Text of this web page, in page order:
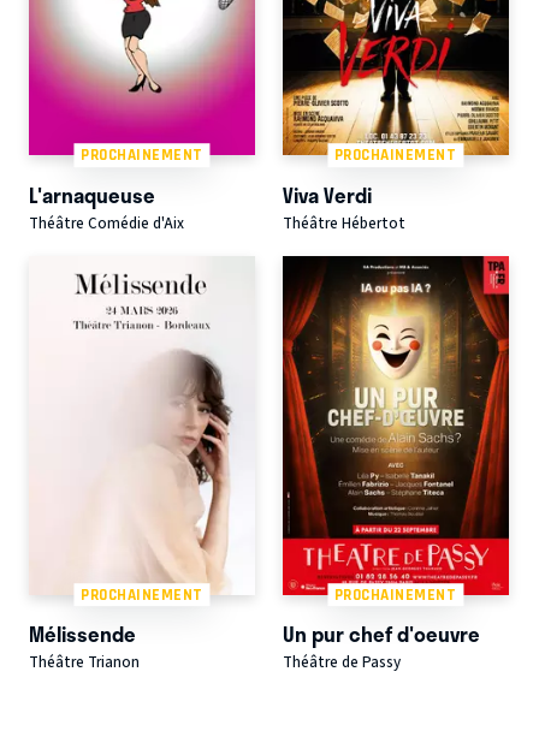
PROCHAINEMENT
L'arnaqueuse
Théâtre Comédie d'Aix
PROCHAINEMENT
Viva Verdi
Théâtre Hébertot
PROCHAINEMENT
Mélissende
Théâtre Trianon
PROCHAINEMENT
Un pur chef d'oeuvre
Théâtre de Passy